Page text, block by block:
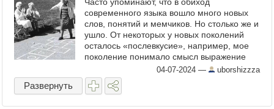
современного языка вошло много новых
слов, понятий и мемчиков. Но столько же и
ушло. От некоторых у новых поколений
осталось «послевкусие», например, мое
поколение понимало смысл выражение
«рассупонить», даже если этот процесс
никогда не видели, не говоря ...
04-07-2024 — uborshizzza
Развернуть